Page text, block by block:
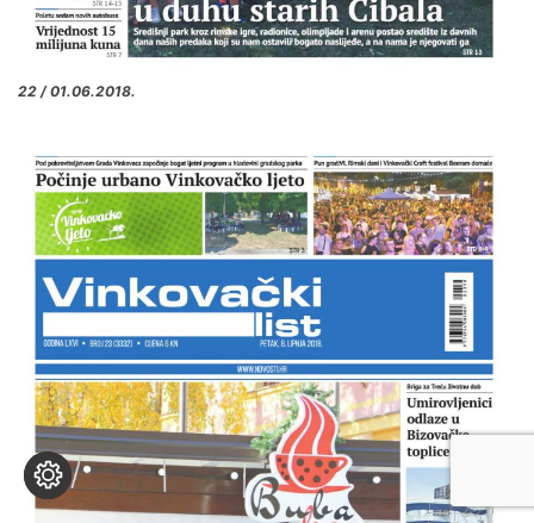
22 / 01.06.2018.